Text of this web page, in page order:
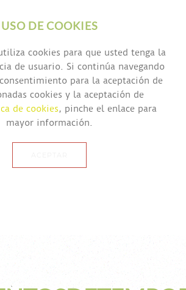
USO DE COOKIES
cookies para que usted tenga la
de usuario. Si continúa navegando
para la aceptación de
cookies y la aceptación de
de cookies, pinche el enlace para
mayor información.